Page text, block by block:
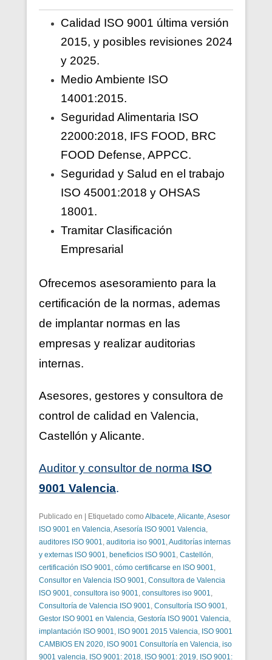
Calidad ISO 9001 última versión
2015, y posibles revisiones 2024
y 2025.
Medio Ambiente ISO
14001:2015.
Seguridad Alimentaria ISO
22000:2018, IFS FOOD, BRC
FOOD Defense, APPCC.
Seguridad y Salud en el trabajo
ISO 45001:2018 y OHSAS
18001.
Tramitar Clasificación
Empresarial
Ofrecemos asesoramiento para la
certificación de la normas, ademas
de implantar normas en las
empresas y realizar auditorias
internas.
Asesores, gestores y consultora de
control de calidad en Valencia,
Castellón y Alicante.
Auditor y consultor de norma ISO
9001 Valencia.
Publicado en | Etiquetado como Albacete Alicante Asesor
ISO 9001 en Valencia Asesoría ISO 9001 Valencia
auditores ISO 9001
auditoria iso 9001 Auditorías internas
y externas ISO 9001
beneficios ISO 9001 Castellón
certificación ISO 9001
cómo certificarse en ISO 9001
Consultor en Valencia ISO 9001
Consultora de Valencia
ISO 9001
consultora iso 9001 consultores iso 9001
Consultoría de Valencia ISO 9001
Consultoría ISO 9001
Gestor ISO 9001 en Valencia Gestoría ISO 9001 Valencia
implantación ISO 9001
ISO 9001 2015 Valencia ISO 9001
CAMBIOS EN 2020 ISO 9001 Consultoría en Valencia iso
9001 valencia ISO 9001: 2018 ISO 9001: 2019 ISO 9001: